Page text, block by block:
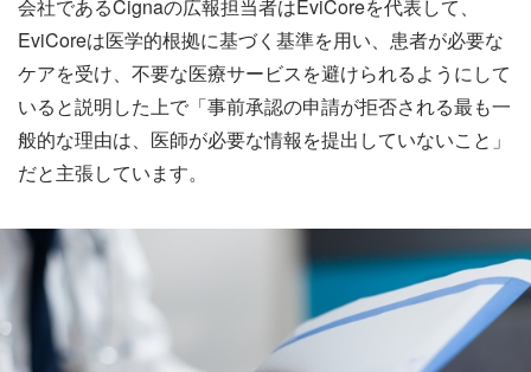
会社であるCignaの広報担当者はEviCoreを代表して、
EviCoreは医学的根拠に基づく基準を用い、患者が必要な
ケアを受け、不要な医療サービスを避けられるようにして
いると説明した上で「事前承認の申請が拒否される最も一
般的な理由は、医師が必要な情報を提出していないこと」
だと主張しています。